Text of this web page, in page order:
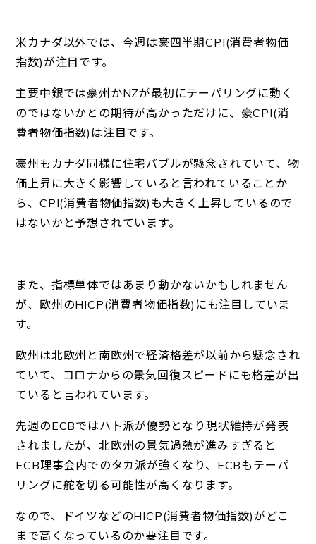
米カナダ以外では、今週は豪四半期CPI(消費者物価
指数)が注目です。
主要中銀では豪州かNZが最初にテーパリングに動く
のではないかとの期待が高かっただけに、豪CPI(消
費者物価指数)は注目です。
豪州もカナダ同様に住宅バブルが懸念されていて、物
価上昇に大きく影響していると言われていることか
ら、CPI(消費者物価指数)も大きく上昇しているので
はないかと予想されています。
また、指標単体ではあまり動かないかもしれません
が、欧州のHICP(消費者物価指数)にも注目していま
す。
欧州は北欧州と南欧州で経済格差が以前から懸念され
ていて、コロナからの景気回復スピードにも格差が出
ていると言われています。
先週のECBではハト派が優勢となり現状維持が発表
されましたが、北欧州の景気過熱が進みすぎると
ECB理事会内でのタカ派が強くなり、ECBもテーパ
リングに舵を切る可能性が高くなります。
なので、ドイツなどのHICP(消費者物価指数)がどこ
まで高くなっているのか要注目です。